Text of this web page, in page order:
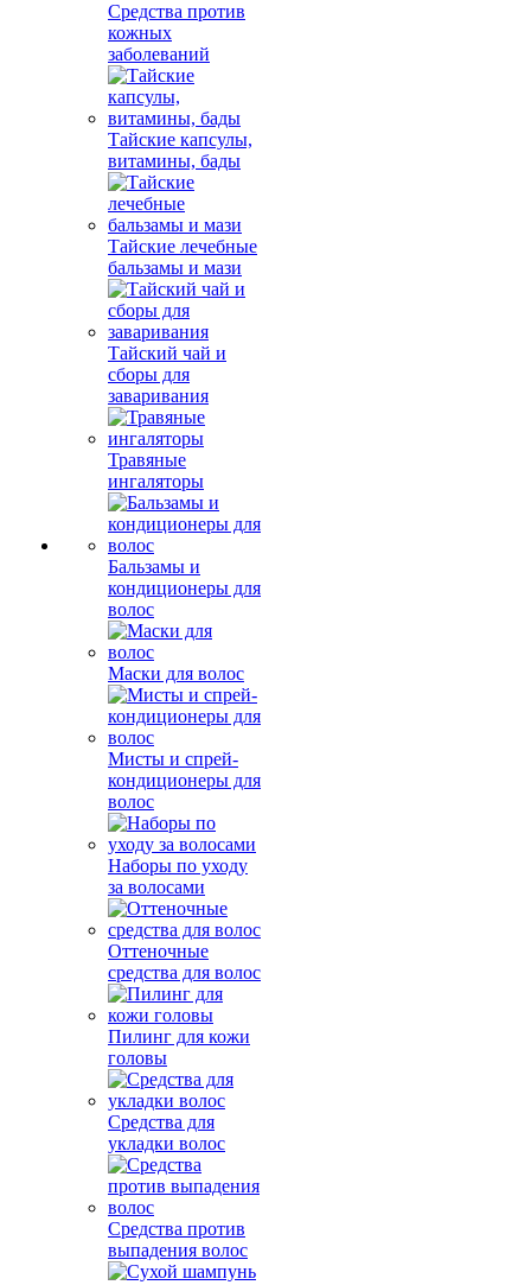
Средства против
кожных
заболеваний
Тайские капсулы,
витамины, бады
Тайские лечебные
бальзамы и мази
Тайский чай и
сборы для
заваривания
Травяные
ингаляторы
Бальзамы и
кондиционеры для
волос
Маски для волос
Мисты и спрей-
кондиционеры для
волос
Наборы по уходу
за волосами
Оттеночные
средства для волос
Пилинг для кожи
головы
Средства для
укладки волос
Средства против
выпадения волос